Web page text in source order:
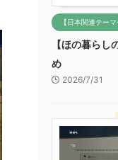
【日本関連テーマ
【ほの暮ら
め
2026/7/31